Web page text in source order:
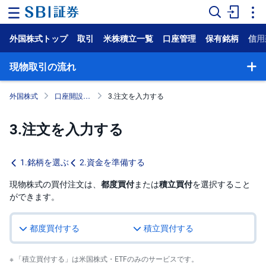
ー
ム
マ
ー
ト
国
内
株
外
国
式
外国株式トップ 取引 米株積立一覧 口座管理 保有銘柄 信
現物取引の流れ
外国株式 口座開設・お取引までの流れ 3.注文を入力する
3.注文を入力する
1.銘柄を選ぶ
2.資金を準備する
現物株式の買付注文は、 都度買付または積立買付を選択すること
ができます。
都度買付する 積立買付する
「積立買付する」は米国株式・ETFのみのサービスです。